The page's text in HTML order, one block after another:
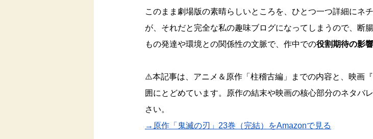
このまま劇場版の素晴らしいところを、ひとつ一つ詳細にネ
が、それだと完全な私の趣味ブログになってしまうので、断
もの発達や環境との関係性の文脈で、作中での役割期待の影響
⚠️本記事は、アニメ＆原作「柱稽古編」までの内容と、映画
囲にとどめています。原作の結末や映画の核心部分のネタバ
さい。
→原作「鬼滅の刃」23巻（完結）をAmazonで見る